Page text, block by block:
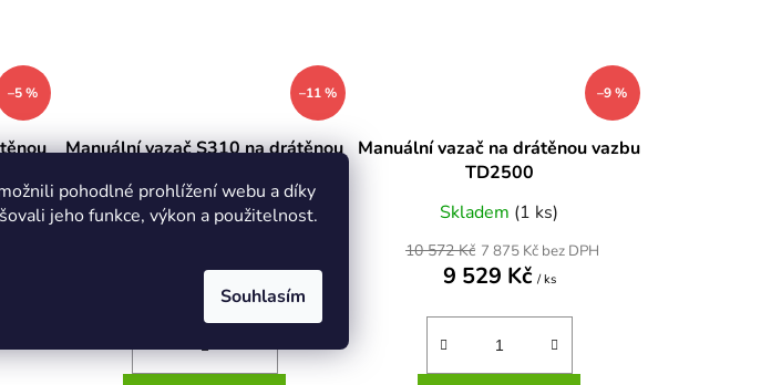
pohodlné prohlížení webu a díky
jeho funkce, výkon a použitelnost.
Souhlasím
–5 % –11 %
Manuální vazač S310 na drátěnou
Skladem(1 ks)
8 890 Kč
–9 %
Manuální vazač na drátěnou vazbu
TD2500
Skladem (1 ks)
7 875 Kč bez DPH
9 529 Kč / ks
10 572 Kč